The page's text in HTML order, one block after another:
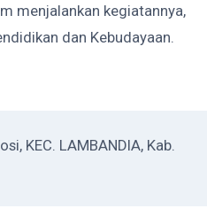
menjalankan kegiatannya,
dan Kebudayaan.
KEC. LAMBANDIA, Kab.